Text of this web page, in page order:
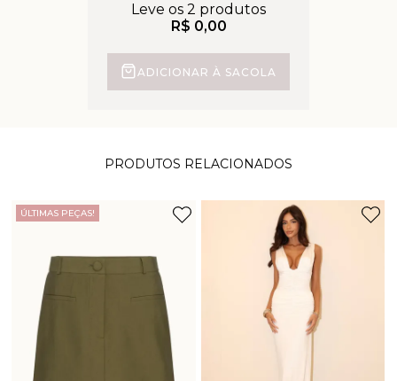
Leve os 2 produtos
R$ 0,00
ADICIONAR À SACOLA
PRODUTOS RELACIONADOS
ÚLTIMAS PEÇAS!